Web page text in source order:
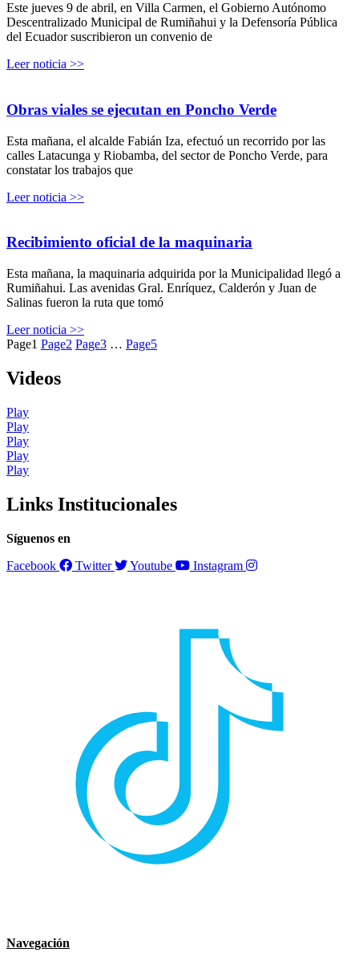
Este jueves 9 de abril, en Villa Carmen, el Gobierno Autónomo
Descentralizado Municipal de Rumiñahui y la Defensoría Pública
del Ecuador suscribieron un convenio de
Leer noticia >>
Obras viales se ejecutan en Poncho Verde
Esta mañana, el alcalde Fabián Iza, efectuó un recorrido por las
calles Latacunga y Riobamba, del sector de Poncho Verde, para
constatar los trabajos que
Leer noticia >>
Recibimiento oficial de la maquinaria
Esta mañana, la maquinaria adquirida por la Municipalidad llegó a
Rumiñahui. Las avenidas Gral. Enríquez, Calderón y Juan de
Salinas fueron la ruta que tomó
Leer noticia >>
Page1 Page2 Page3 … Page5
Videos
Play
Play
Play
Play
Play
Links Institucionales
Síguenos en
Facebook
Twitter Youtube Instagram
Navegación